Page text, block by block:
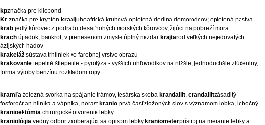
kpznačka pre kilopond
Kr značka pre kryptón kraal juhoafrická kruhová oplotená dedina domorodcov; oplotená pastva
krab jedlý kôrovec z podradu desaťnohých morských kôrovcov, žijúci na pobreží mora
krach úpadok, bankrot; v prenesenom zmysle úplný nezdar krajtarod veľkých nejedovatých
ázijských hadov
krakeláž sústava trhliniek vo farebnej vrstve obrazu
krakovanie tepelné štiepenie - pyrolýza - vyšších uhľovodíkov na nižšie, jednoduchšie zlúčeniny,
forma výroby benzínu rozkladom ropy
kramľa železná svorka na spájanie trámov, tesárska skoba krandallit, crandallitzásaditý
fosforečnan hliníka a vápnika, nerast kranio-prvá časťzložených slov s významom lebka, lebečný
kranioektómia chirurgické otvorenie lebky
kraniológia vedný odbor zaoberajúci sa opisom lebky kraniometerprístroj na meranie lebky a